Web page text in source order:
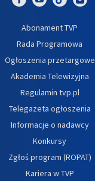
Abonament TVP
Rada Programowa
Ogłoszenia przetargowe
Akademia Telewizyjna
Regulamin tvp.pl
Telegazeta ogłoszenia
Informacje o nadawcy
Konkursy
Zgłoś program (ROPAT)
Kariera w TVP